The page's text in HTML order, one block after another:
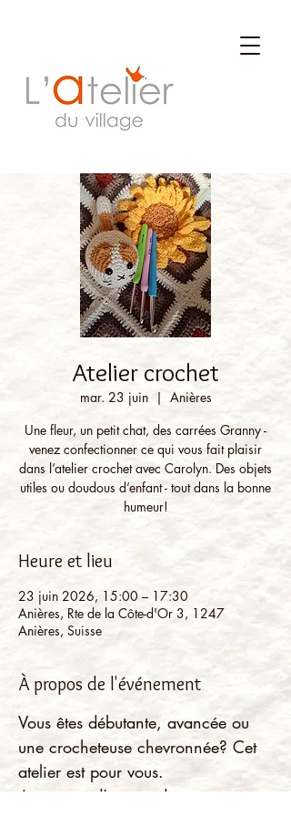
Atelier crochet
mar. 23 juin
  |
Anières
Une fleur, un petit chat, des carrées Granny -
venez confectionner ce qui vous fait plaisir
dans l’atelier crochet avec Carolyn. Des objets
utiles ou doudous d’enfant - tout dans la bonne
humeur!
Heure et lieu
23 juin 2026, 15:00 – 17:30
Anières, Rte de la Côte-d'Or 3, 1247
Anières, Suisse
À propos de l'événement
Vous êtes débutante, avancée ou
une crocheteuse chevronnée? Cet
atelier est pour vous.
Avez-vous d'autres idées ou